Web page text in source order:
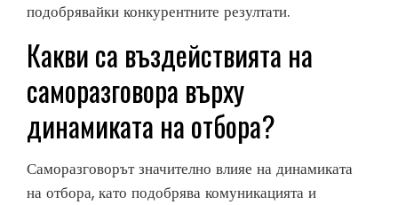
подобрявайки конкурентните резултати.
Какви са въздействията на
саморазговора върху
динамиката на отбора?
Саморазговорът значително влияе на динамиката
на отбора, като подобрява комуникацията и